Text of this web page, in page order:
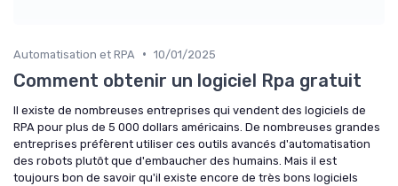
Automatisation et RPA • 10/01/2025
Comment obtenir un logiciel Rpa gratuit
Il existe de nombreuses entreprises qui vendent des logiciels de
RPA pour plus de 5 000 dollars américains. De nombreuses grandes
entreprises préfèrent utiliser ces outils avancés d'automatisation
des robots plutôt que d'embaucher des humains. Mais il est
toujours bon de savoir qu'il existe encore de très bons logiciels